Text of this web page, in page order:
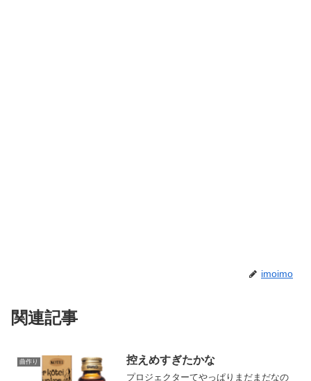
imoimo
関連記事
曲作り 控えめすぎたかな
プロジェクターてやっぱりまだまだなの